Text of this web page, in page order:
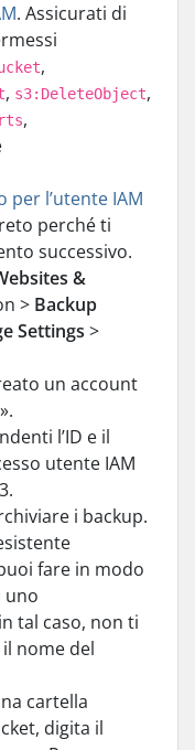
. Assicurati di
,
, s3:DeleteObject,
,
per l’utente IAM
perché ti
successivo.
&
> Backup
Settings >
un account
l’ID e il
utente IAM
i backup.
fare in modo
uno
tal caso, non ti
nome del
cartella
digita il